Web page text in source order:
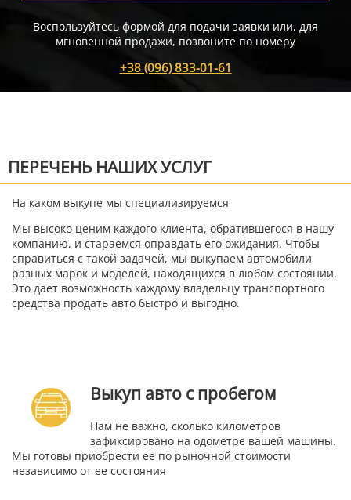
Воспользуйтесь формой для подачи заявки или, для
мгновенной продажи, позвоните по номеру
+38 (096) 833-01-61
ПЕРЕЧЕНЬ НАШИХ УСЛУГ
На каком выкупе мы специализируемся
Мы высоко ценим каждого клиента, обратившегося в нашу
компанию, и стараемся оправдать его ожидания. Чтобы
справиться с такой задачей, мы выкупаем автомобили
разных марок и моделей, находящихся в любом состоянии.
Это дает возможность каждому владельцу транспортного
средства продать авто быстро и выгодно.
Выкуп авто с пробегом
Нам не важно, сколько километров
зафиксировано на одометре вашей машины.
Мы готовы приобрести ее по рыночной стоимости
независимо от ее состояния